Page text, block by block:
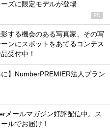
ズに限定モデルが登場
PR
する機会のある写真家、その写
ンにスポットをあてるコンテス
受付中！
に】NumberPREMIER法人プラン
メールマガジン好評配信中。ス
ルでお届け！